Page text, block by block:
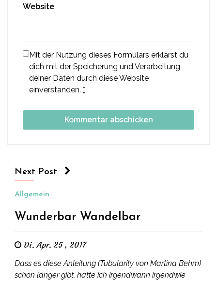
Website
Mit der Nutzung dieses Formulars erklärst du
dich mit der Speicherung und Verarbeitung
deiner Daten durch diese Website
einverstanden. *
Next Post
Allgemein
Wunderbar Wandelbar
Di. Apr. 25 , 2017
Dass es diese Anleitung (Tubularity von Martina Behm)
schon länger gibt, hatte ich irgendwann irgendwie